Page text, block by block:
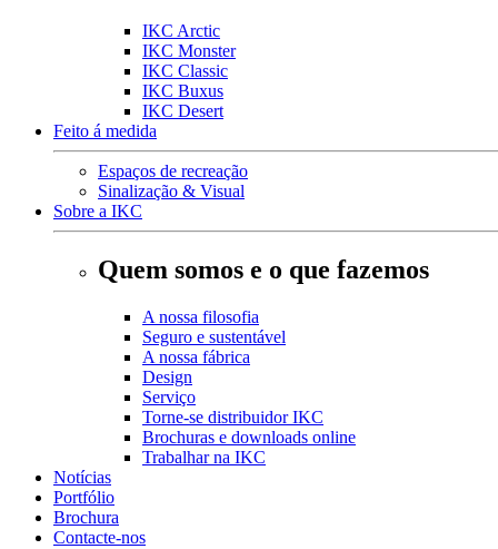
IKC Arctic
IKC Monster
IKC Classic
IKC Buxus
IKC Desert
Feito á medida
Espaços de recreação
Sinalização & Visual
Sobre a IKC
Quem somos e o que fazemos
A nossa filosofia
Seguro e sustentável
A nossa fábrica
Design
Serviço
Torne-se distribuidor IKC
Brochuras e downloads online
Trabalhar na IKC
Notícias
Portfólio
Brochura
Contacte-nos